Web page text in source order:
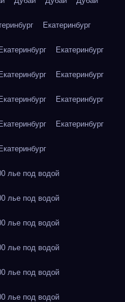
Екатеринбург
Екатеринбург Екатеринбург
Екатеринбург Екатеринбург
Екатеринбург Екатеринбург
Екатеринбург Екатеринбург
Екатеринбург
лье под водой
лье под водой
лье под водой
лье под водой
лье под водой
лье под водой